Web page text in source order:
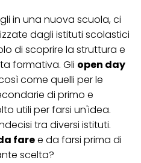
in una nuova scuola, ci
dagli istituti scolastici
di scoprire la struttura e
formativa. Gli open day
come quelli per le
di primo e
utili per farsi un'idea.
tra diversi istituti.
faree da farsi prima di
scelta?